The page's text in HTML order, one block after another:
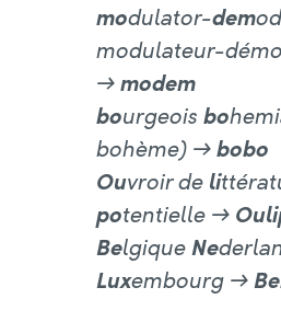
modulator-dem
modulateur-
→modem
bourgeois bo
bohème) →bobo
Ouvroir de li
potentielle →
BelgiqueNe
Luxembourg →